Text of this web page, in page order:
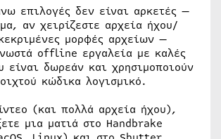
επιλογές δεν είναι αρκετές —
αν χειρίζεστε αρχεία ήχου/
μορφές αρχείων —
offline εργαλεία με καλές
είναι δωρεάν και χρησιμοποιούν
κώδικα λογισμικό.
(και πολλά αρχεία ήχου),
μια ματιά στο Handbrake